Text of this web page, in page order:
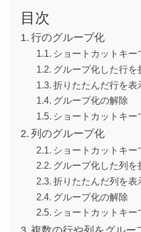
目次
行のグループ化
ショートカットキー
グループ化した行を
折りたたんだ行を表
グループ化の解除
ショートカットキ
列のグループ化
ショートカットキー
グループ化した列を
折りたたんだ列を表
グループ化の解除
ショートカットキ